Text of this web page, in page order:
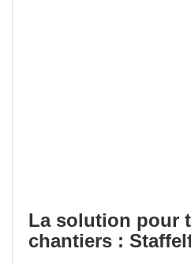
La solution pour
chantiers :